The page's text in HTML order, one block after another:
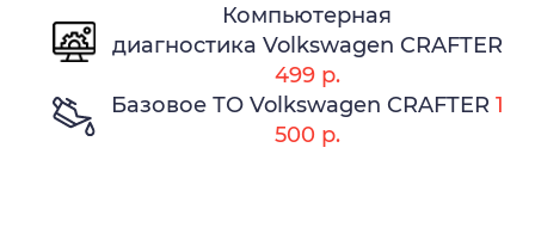
Компьютерная
диагностика Volkswagen CRAFTER
499 р.
Базовое ТО Volkswagen CRAFTER 1
500 р.